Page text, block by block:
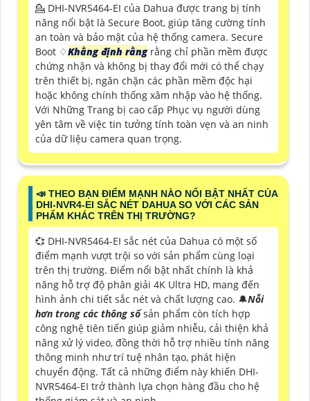
💁 DHI-NVR5464-EI của Dahua được trang bị tính
năng nổi bật là Secure Boot, giúp tăng cường tính
an toàn và bảo mật của hệ thống camera. Secure
Boot ♢Khẳng định rằngrằng chỉ phần mềm được
chứng nhận và không bị thay đổi mới có thể chạy
trên thiết bị, ngăn chặn các phần mềm độc hại
hoặc không chính thống xâm nhập vào hệ thống.
Với Những Trang bị cao cấp Phục vụ người dùng
yên tâm về việc tin tưởng tính toàn vẹn và an ninh
của dữ liệu camera quan trọng.
📣 THEO BẠN ĐIỂM MẠNH NÀO NỔI BẬT NHẤT CỦA
DHI-NVR4-EI SẮC NÉT DAHUA SO VỚI CÁC SẢN
PHẨM KHÁC TRÊN THỊ TRƯỜNG?
💞 DHI-NVR5464-EI sắc nét của Dahua có một số
điểm mạnh vượt trội so với sản phẩm cùng loại
trên thị trường. Điểm nổi bật nhất chính là khả
năng hỗ trợ độ phân giải 4K Ultra HD, mang đến
hình ảnh chi tiết sắc nét và chất lượng cao. 🔔Nỗi
hơn trong các thông sốsản phẩm còn tích hợp
công nghệ tiên tiến giúp giảm nhiễu, cải thiện khả
năng xử lý video, đồng thời hỗ trợ nhiều tính năng
thông minh như trí tuệ nhân tạo, phát hiện
chuyển động. Tất cả những điểm này khiến DHI-
NVR5464-EI trở thành lựa chọn hàng đầu cho hệ